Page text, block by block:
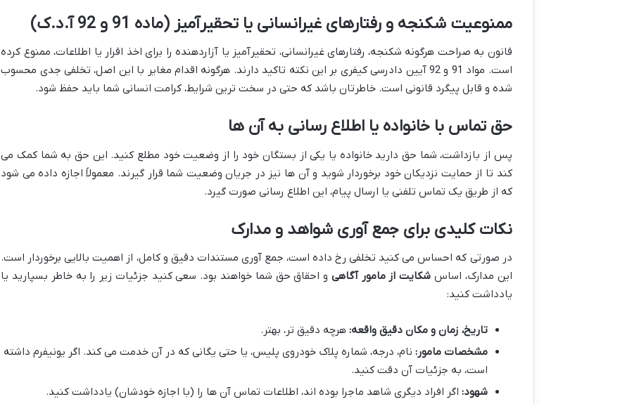
ممنوعیت شکنجه و رفتارهای غیرانسانی یا تحقیرآمیز (ماده 91 و 92 آ.د.ک)
قانون به صراحت هرگونه شکنجه، رفتارهای غیرانسانی، تحقیرآمیز یا آزاردهنده را برای اخذ اقرار یا اطلاعات، ممنوع کرده
است. مواد 91 و 92 آیین دادرسی کیفری بر این نکته تاکید دارند. هرگونه اقدام مغایر با این اصل، تخلفی جدی محسوب
شده و قابل پیگرد قانونی است. خاطرتان باشد که حتی در سخت ترین شرایط، کرامت انسانی شما باید حفظ شود.
حق تماس با خانواده یا اطلاع رسانی به آن ها
پس از بازداشت، شما حق دارید خانواده یا یکی از بستگان خود را از وضعیت خود مطلع کنید. این حق به شما کمک می
کند تا از حمایت نزدیکان خود برخوردار شوید و آن ها نیز در جریان وضعیت شما قرار گیرند. معمولاً اجازه داده می شود
که از طریق یک تماس تلفنی یا ارسال پیام، این اطلاع رسانی صورت گیرد.
نکات کلیدی برای جمع آوری شواهد و مدارک
در صورتی که احساس می کنید تخلفی رخ داده است، جمع آوری مستندات دقیق و کامل، از اهمیت بالایی برخوردار است.
این مدارک، اساس شکایت از مامور آگاهی و احقاق حق شما خواهند بود. سعی کنید جزئیات زیر را به خاطر بسپارید یا
یادداشت کنید:
تاریخ، زمان و مکان دقیق واقعه: هرچه دقیق تر، بهتر.
مشخصات مامور: نام، درجه، شماره پلاک خودروی پلیس، یا حتی یگانی که در آن خدمت می کند. اگر یونیفرم داشته
است، به جزئیات آن دقت کنید.
شهود: اگر افراد دیگری شاهد ماجرا بوده اند، اطلاعات تماس آن ها را (با اجازه خودشان) یادداشت کنید.